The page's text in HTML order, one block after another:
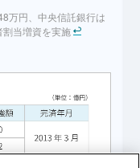
万円、中央信託銀行は
当増資を実施